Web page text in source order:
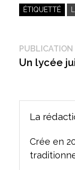
ÉTIQUETTÉ
de
PUBLICATION
Un lycée
La
Crée en